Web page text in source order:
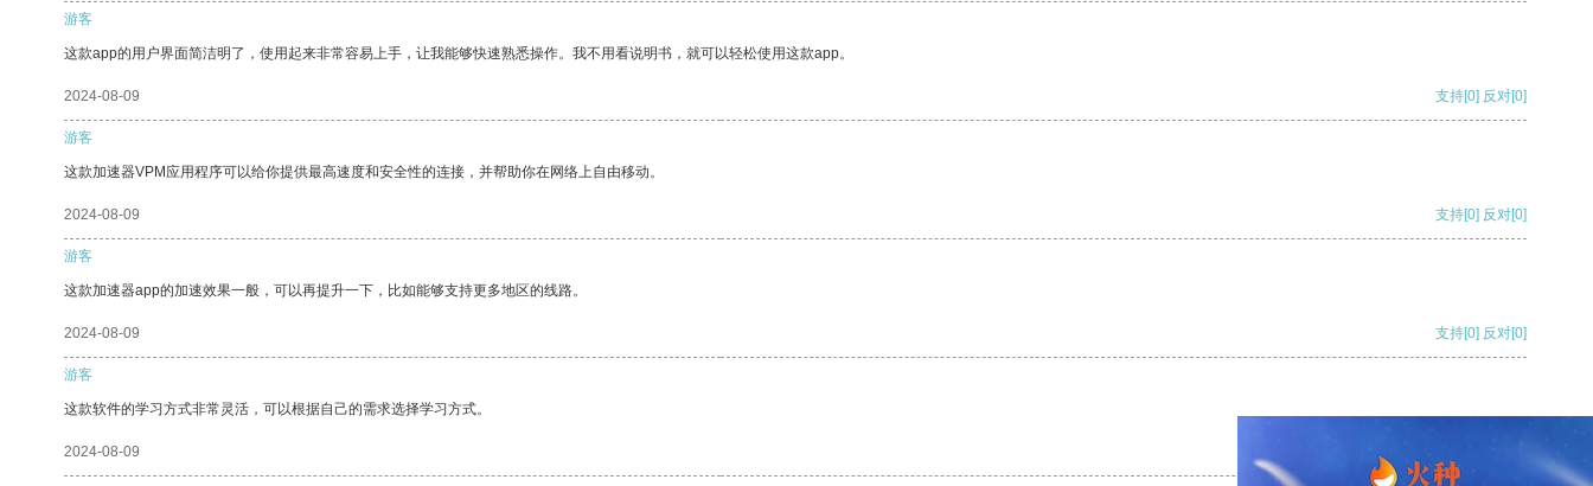
游客
这款app的用户界面简洁明了，使用起来非常容易上手，让我能够快速熟悉操作。我不用看说明书，就可以轻松使用这款app。
2024-08-09 支持[0] 反对[0]
游客
这款加速器VPM应用程序可以给你提供最高速度和安全性的连接，并帮助你在网络上自由移动。
2024-08-09 支持[0] 反对[0]
游客
这款加速器app的加速效果一般，可以再提升一下，比如能够支持更多地区的线路。
2024-08-09 支持[0] 反对[0]
游客
这款软件的学习方式非常灵活，可以根据自己的需求选择学习方式。
2024-08-09